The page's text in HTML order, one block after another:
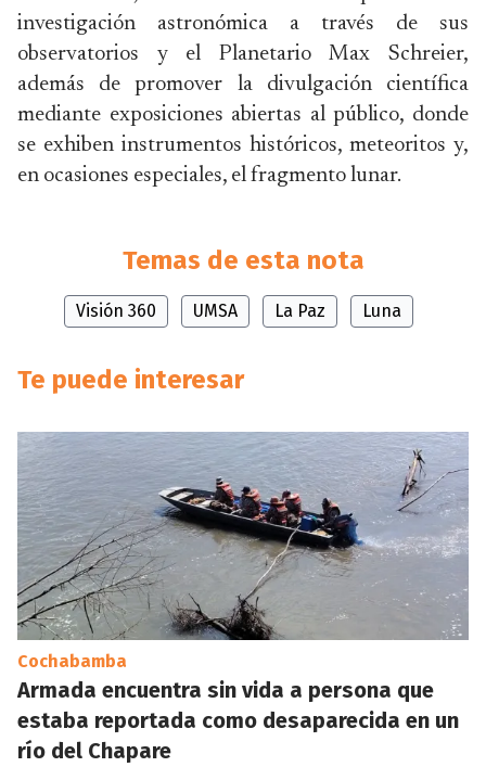
investigación astronómica a través de sus
observatorios y el Planetario Max Schreier,
además de promover la divulgación científica
mediante exposiciones abiertas al público, donde
se exhiben instrumentos históricos, meteoritos y,
en ocasiones especiales, el fragmento lunar.
Temas de esta nota
Visión 360 UMSA La Paz Luna
Te puede interesar
Cochabamba
Armada encuentra sin vida a persona que
estaba reportada como desaparecida en un
río del Chapare